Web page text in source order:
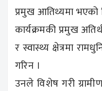
प्रमुख आतिथ्यमा भएको
कार्यक्रमकी प्रमुख
र स्वास्थ्य क्षेत्रमा
गरिन ।
उनले विशेष गरी